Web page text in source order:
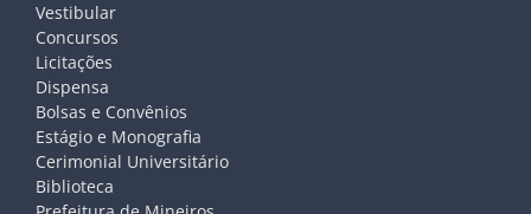
Vestibular
Concursos
Licitações
Dispensa
Bolsas e Convênios
Estágio e Monografia
Cerimonial Universitário
Biblioteca